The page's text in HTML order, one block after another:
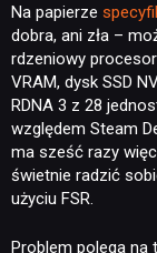
Na papierze
dobra, ani zła –
rdzeniowy procesor
VRAM, dysk SSD
RDNA 3 z 28
względem Steam
ma sześć razy
świetnie radzić
użyciu FSR.
Problem polega na